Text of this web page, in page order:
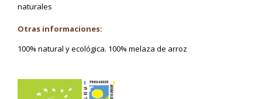
naturales
Otras informaciones:
100% natural y ecológica. 100% melaza de arroz